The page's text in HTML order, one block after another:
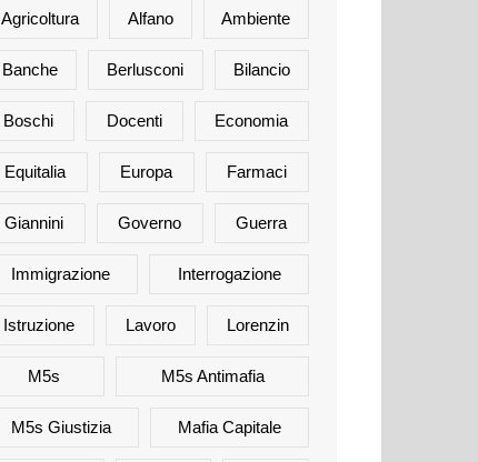
Agricoltura Alfano Ambiente
Banche Berlusconi Bilancio
Boschi Docenti Economia
Equitalia Europa Farmaci
Giannini Governo Guerra
Immigrazione Interrogazione
Istruzione Lavoro Lorenzin
M5s M5s Antimafia
M5s Giustizia Mafia Capitale